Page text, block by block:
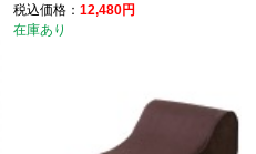
税込価格： 12,480円
在庫あり